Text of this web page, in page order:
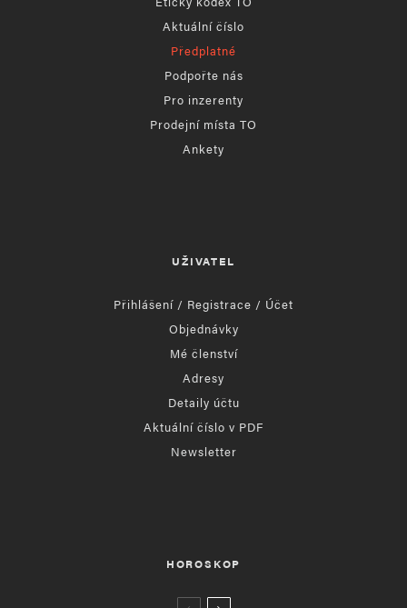
Aktuální číslo
Předplatné
Podpořte nás
Pro inzerenty
Prodejní místa TO
Ankety
UŽIVATEL
Přihlášení / Registrace / Účet
Objednávky
Mé členství
Adresy
Detaily účtu
Aktuální číslo v PDF
Newsletter
HOROSKOP